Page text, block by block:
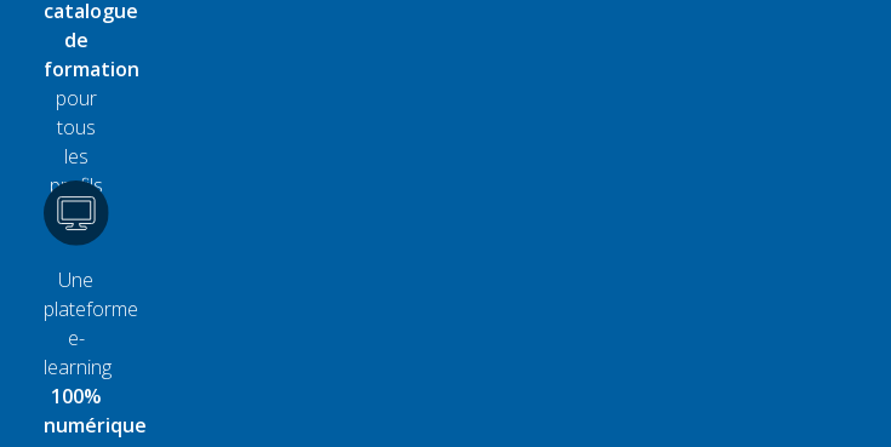
catalogue
de
formation
pour
tous
les
profils
Une
plateforme
e-
learning
100%
numérique